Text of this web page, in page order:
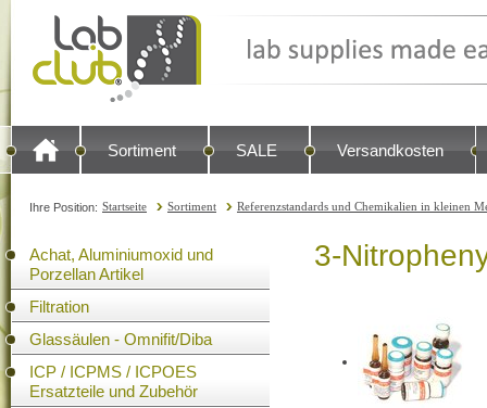
Sortiment SALE Versandkosten
Ihre Position: Startseite Sortiment Referenzstandards und Chemikalien in kleinen
Achat, Aluminiumoxid und
Porzellan Artikel
Filtration
Glassäulen - Omnifit/Diba
ICP / ICPMS / ICPOES
Ersatzteile und Zubehör
3-